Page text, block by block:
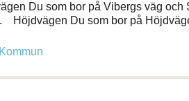
Du som bor på Vibergs väg och
Höjdvägen Du som bor på